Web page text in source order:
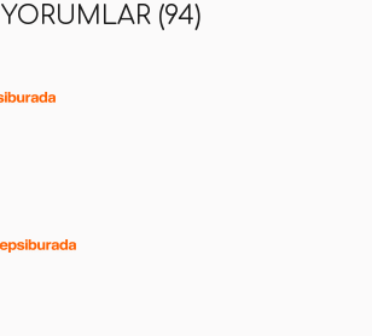
YORUMLAR (94)